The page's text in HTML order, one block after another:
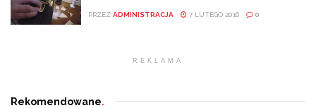
PRZEZ ADMINISTRACJA 7 LUTEGO 2016 0
REKLAMA
Rekomendowane.